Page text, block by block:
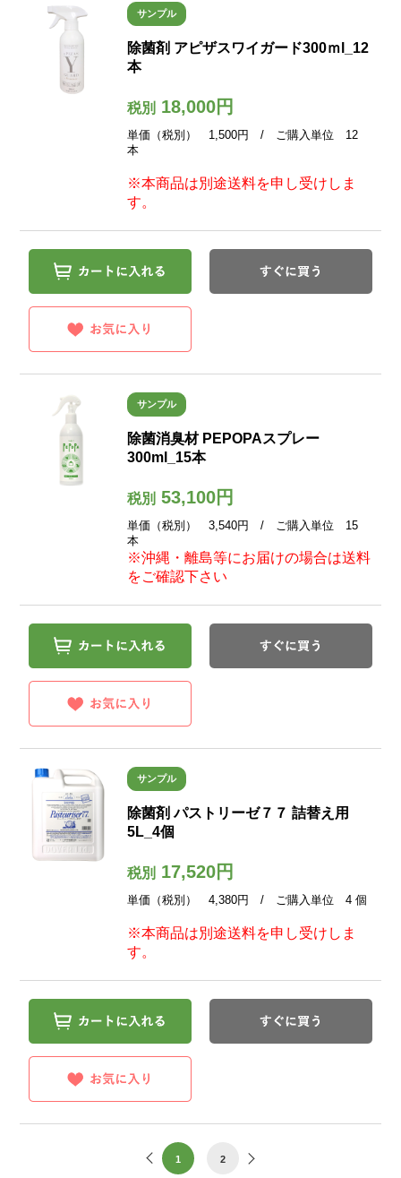
サンプル
除菌剤 アピザスワイガード300ｍl_12
本
税別18,000円
単価（税別） 1,500円 / ご購入単位 12
本
※本商品は別途送料を申し受けしま
す。
サンプル
除菌消臭材 PEPOPAスプレー
300ml_15本
税別53,100円
単価（税別） 3,540円 / ご購入単位 15
本
※沖縄・離島等にお届けの場合は送料
をご確認下さい
サンプル
除菌剤 パストリーゼ７７ 詰替え用
5L_4個
税別17,520円
単価（税別） 4,380円 / ご購入単位 4 個
※本商品は別途送料を申し受けしま
す。
1 2